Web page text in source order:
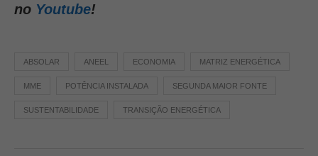
no Youtube!
ABSOLAR ANEEL ECONOMIA MATRIZ ENERGÉTICA
MME POTÊNCIA INSTALADA SEGUNDA MAIOR FONTE
SUSTENTABILIDADE TRANSIÇÃO ENERGÉTICA